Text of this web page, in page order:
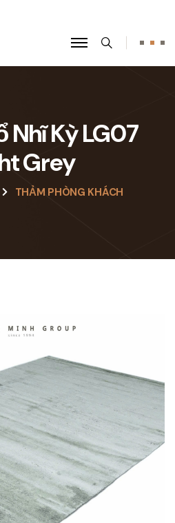
Search
Nhĩ Kỳ LG07
Grey
THẢM PHÒNG KHÁCH